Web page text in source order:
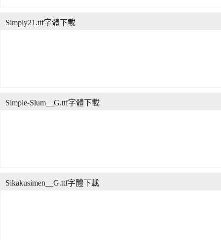
Simply21.ttf字體下載
Simple-Slum__G.ttf字體下載
Sikakusimen__G.ttf字體下載